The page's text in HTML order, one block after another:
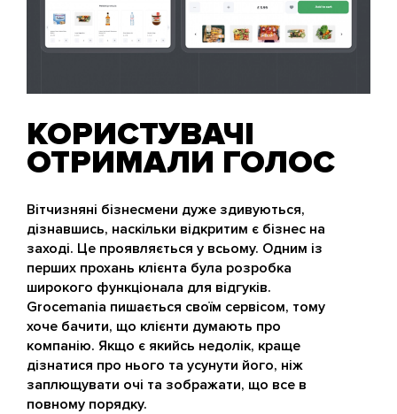
КОРИСТУВАЧІ
ОТРИМАЛИ ГОЛОС
Вітчизняні бізнесмени дуже здивуються,
дізнавшись, наскільки відкритим є бізнес на
заході. Це проявляється у всьому. Одним із
перших прохань клієнта була розробка
широкого функціонала для відгуків.
Grocemania пишається своїм сервісом, тому
хоче бачити, що клієнти думають про
компанію. Якщо є якийсь недолік, краще
дізнатися про нього та усунути його, ніж
заплющувати очі та зображати, що все в
повному порядку.